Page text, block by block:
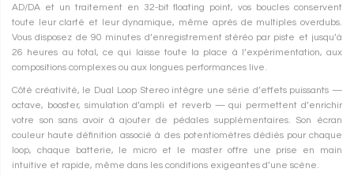
AD/DA et un traitement en 32-bit floating point, vos boucles conservent
toute leur clarté et leur dynamique, même après de multiples overdubs.
Vous disposez de 90 minutes d’enregistrement stéréo par piste et jusqu’à
26 heures au total, ce qui laisse toute la place à l’expérimentation, aux
compositions complexes ou aux longues performances live.
Côté créativité, le Dual Loop Stereo intègre une série d’effets puissants —
octave, booster, simulation d’ampli et reverb — qui permettent d’enrichir
votre son sans avoir à ajouter de pédales supplémentaires. Son écran
couleur haute définition associé à des potentiomètres dédiés pour chaque
loop, chaque batterie, le micro et le master offre une prise en main
intuitive et rapide, même dans les conditions exigeantes d’une scène.